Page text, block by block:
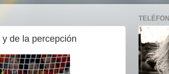
de la percepción